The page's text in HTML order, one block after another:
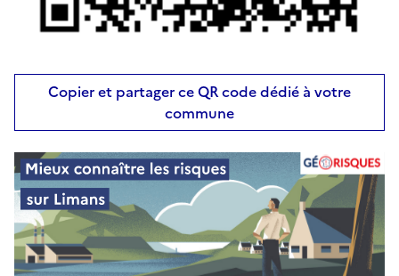
Copier et partager ce QR code dédié à votre
commune